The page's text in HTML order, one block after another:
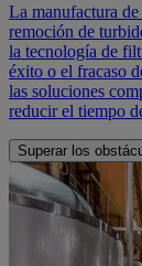
La manufactura
remoción de
la tecnología de
éxito o el fracaso
las soluciones
reducir el tiempo
Superar los